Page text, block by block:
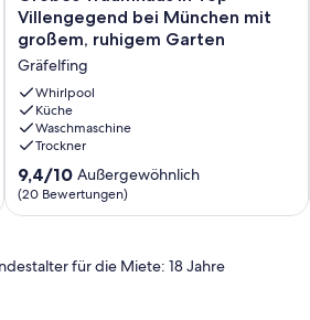
Traumhaus
in
Top-
Villengegend
bei
München
mit
großem,
ruhigem
Garten
Gräfelfing
Villengegend bei München mit
großem, ruhigem Garten
Gräfelfing
Whirlpool
Küche
Waschmaschine
Trockner
9.4
von
10,
Bewertungen)
9,4/10 Außergewöhnlich
(20 Bewertungen)
für die Miete: 18 Jahre